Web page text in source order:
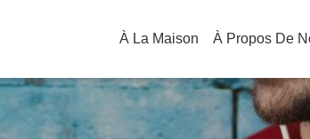
À La Maison À Propos De